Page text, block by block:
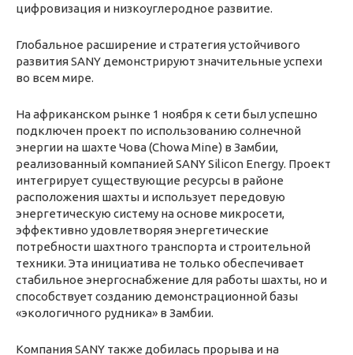
цифровизация и низкоуглеродное развитие.
Глобальное расширение и стратегия устойчивого
развития SANY демонстрируют значительные успехи
во всем мире.
На африканском рынке 1 ноября к сети был успешно
подключен проект по использованию солнечной
энергии на шахте Чова (Chowa Mine) в Замбии,
реализованный компанией SANY Silicon Energy. Проект
интегрирует существующие ресурсы в районе
расположения шахты и использует передовую
энергетическую систему на основе микросети,
эффективно удовлетворяя энергетические
потребности шахтного транспорта и строительной
техники. Эта инициатива не только обеспечивает
стабильное энергоснабжение для работы шахты, но и
способствует созданию демонстрационной базы
«экологичного рудника» в Замбии.
Компания SANY также добилась прорыва и на